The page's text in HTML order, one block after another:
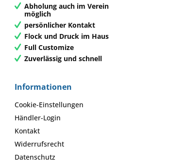
Abholung auch im Verein
möglich
persönlicher Kontakt
Flock und Druck im Haus
Full Customize
Zuverlässig und schnell
Informationen
Cookie-Einstellungen
Händler-Login
Kontakt
Widerrufsrecht
Datenschutz